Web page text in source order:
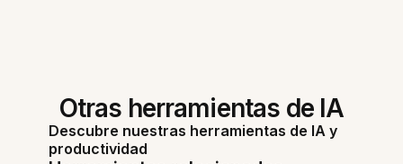
Otras herramientas de IA
Descubre nuestras herramientas de IA y
productividad